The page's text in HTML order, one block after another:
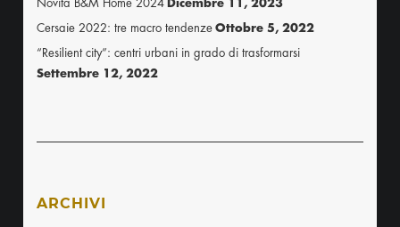
Novità B&M Home 2024 Dicembre 11, 2023
Cersaie 2022: tre macro tendenze Ottobre 5, 2022
“Resilient city”: centri urbani in grado di trasformarsi
Settembre 12, 2022
ARCHIVI